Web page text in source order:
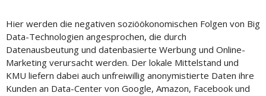
Hier werden die negativen soziöökonomischen Folgen von Big
Data-Technologien angesprochen, die durch
Datenausbeutung und datenbasierte Werbung und Online-
Marketing verursacht werden. Der lokale Mittelstand und
KMU liefern dabei auch unfreiwillig anonymistierte Daten ihre
Kunden an Data-Center von Google, Amazon, Facebook und